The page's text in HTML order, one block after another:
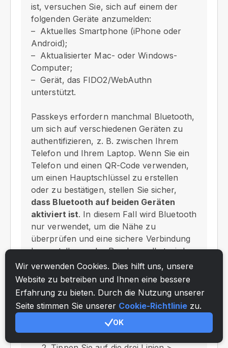
Wir verwenden Cookies. Dies hilft uns, unsere
Website zu betreiben und Ihnen eine bessere
Erfahrung zu bieten. Durch die Nutzung unserer
Seite stimmen Sie unserer Cookie-Richtlinie zu.
OK
ist, versuchen Sie, sich auf einem der
folgenden Geräte anzumelden:
Aktuelles Smartphone (iPhone oder
Android);
Aktualisierter Mac- oder Windows-
Computer;
Gerät, das FIDO2/WebAuthn
unterstützt.
Passkeys erfordern manchmal Bluetooth,
um sich auf verschiedenen Geräten zu
authentifizieren, z. B. zwischen Ihrem
Telefon und Ihrem Laptop. Wenn Sie ein
Telefon und einen QR-Code verwenden,
um einen Hauptschlüssel zu erstellen
oder zu bestätigen, stellen Sie sicher,
dass Bluetooth auf beiden Geräten
aktiviert ist. In diesem Fall wird Bluetooth
nur verwendet, um die Nähe zu
überprüfen und eine sichere Verbindung
herzustellen — der Passkey selbst wird
niemals über Bluetooth übertragen.
Wie richte ich einen Passkey ein?
So aktivieren Sie eine Passkey:
Öffnen Sie NC Wallet.